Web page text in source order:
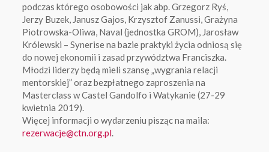
podczas którego osobowości jak abp. Grzegorz Ryś,
Jerzy Buzek, Janusz Gajos, Krzysztof Zanussi, Grażyna
Piotrowska-Oliwa, Naval (jednostka GROM), Jarosław
Królewski – Synerise na bazie praktyki życia odniosą się
do nowej ekonomii i zasad przywództwa Franciszka.
Młodzi liderzy będą mieli szansę „wygrania relacji
mentorskiej” oraz bezpłatnego zaproszenia na
Masterclass w Castel Gandolfo i Watykanie (27-29
kwietnia 2019).
Więcej informacji o wydarzeniu pisząc na maila:
rezerwacje@ctn.org.pl.